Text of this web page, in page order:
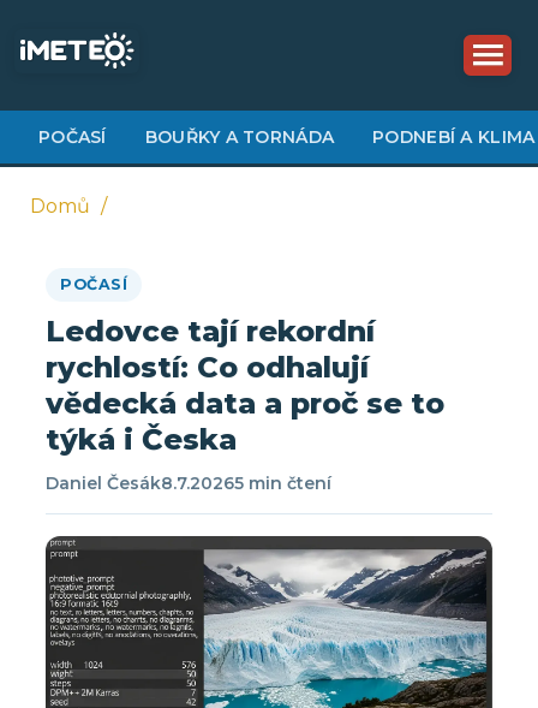
obsahu
POČASÍ BOUŘKY A TORNÁDA PODNEBÍ A KLIMA
navigace
Domů
POČASÍ
Ledovce tají rekordní
rychlostí: Co odhalují
vědecká data a proč se to
týká i Česka
Daniel Česák8.7.20265 min čtení